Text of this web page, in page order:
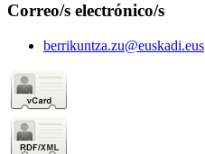
Correo/s electrónico/s
berrikuntza.zu@euskadi.eus